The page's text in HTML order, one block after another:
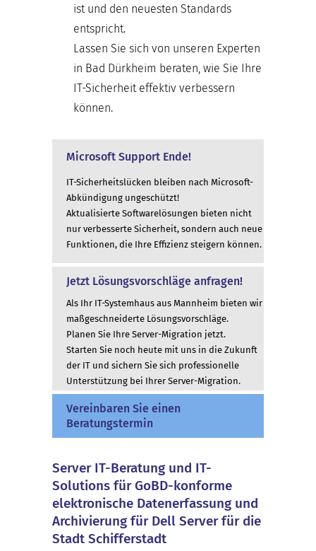
ist und den neuesten Standards
entspricht.
Lassen Sie sich von unseren Experten
in Bad Dürkheim beraten, wie Sie Ihre
IT-Sicherheit effektiv verbessern
können.
Microsoft Support Ende!
IT-Sicherheitslücken bleiben nach Microsoft-
Abkündigung ungeschützt!
Aktualisierte Softwarelösungen bieten nicht
nur verbesserte Sicherheit, sondern auch neue
Funktionen, die Ihre Effizienz steigern können.
Jetzt Lösungsvorschläge anfragen!
Als Ihr IT-Systemhaus aus Mannheim bieten wir
maßgeschneiderte Lösungsvorschläge.
Planen Sie Ihre Server-Migration jetzt.
Starten Sie noch heute mit uns in die Zukunft
der IT und sichern Sie sich professionelle
Unterstützung bei Ihrer Server-Migration.
Vereinbaren Sie einen
Beratungstermin
Server IT-Beratung und IT-
Solutions für GoBD-konforme
elektronische Datenerfassung und
Archivierung für Dell Server für die
Stadt Schifferstadt